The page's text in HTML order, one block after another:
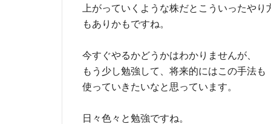
上がっていくような株だとこういったやり
もありかもですね。
今すぐやるかどうかはわかりませんが、
もう少し勉強して、将来的にはこの手法も
使っていきたいなと思っています。
日々色々と勉強ですね。